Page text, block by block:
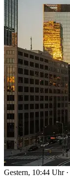
Gestern, 10:44 Uhr ·